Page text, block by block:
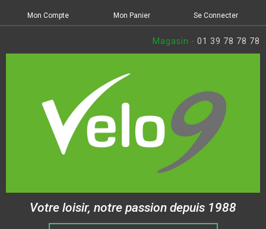
Mon Compte Mon Panier Se Connecter
Magasin - 01 39 78 78 78
Votre loisir, notre passion depuis 1988